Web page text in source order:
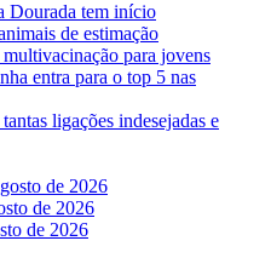
Dourada tem início
de estimação
para jovens
entra para o top 5 nas
ligações indesejadas e
de 2026
de 2026
de 2026